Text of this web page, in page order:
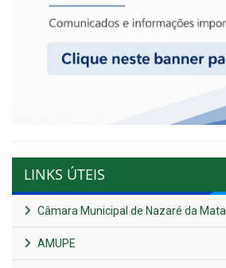
LINKS ÚTEIS
Câmara Municipal de Nazaré da Mata
AMUPE